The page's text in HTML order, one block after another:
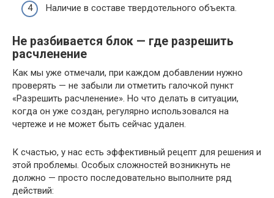
Наличие в составе твердотельного объекта.
Не разбивается блок — где разрешить
расчленение
Как мы уже отмечали, при каждом добавлении нужно
проверять — не забыли ли отметить галочкой пункт
«Разрешить расчленение». Но что делать в ситуации,
когда он уже создан, регулярно использовался на
чертеже и не может быть сейчас удален.
К счастью, у нас есть эффективный рецепт для решения и
этой проблемы. Особых сложностей возникнуть не
должно — просто последовательно выполните ряд
действий: